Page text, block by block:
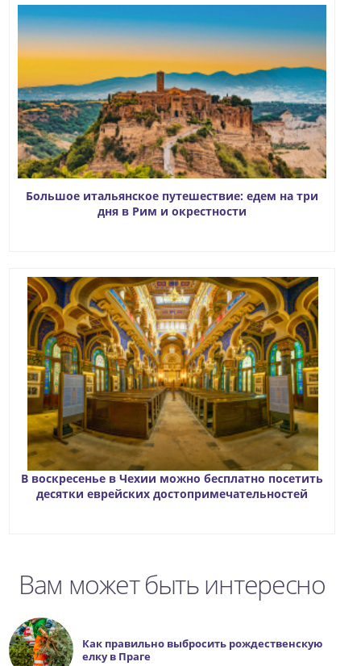
Большое итальянское путешествие: едем на три
дня в Рим и окрестности
В воскресенье в Чехии можно бесплатно посетить
десятки еврейских достопримечательностей
Вам может быть интересно
Как правильно выбросить рождественскую
елку в Праге